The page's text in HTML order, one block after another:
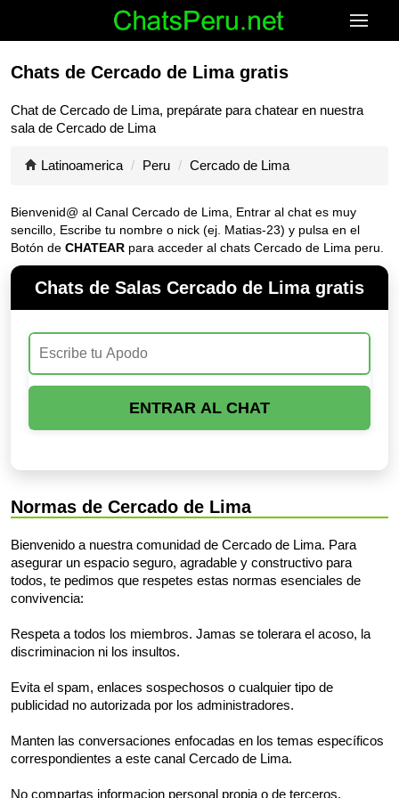
Chats de Cercado de Lima gratis
Chat de Cercado de Lima, prepárate para chatear en nuestra
sala de Cercado de Lima
Latinoamerica Peru Cercado de Lima
Bienvenid@ al Canal Cercado de Lima , Entrar al chat es muy
sencillo, Escribe tu nombre o nick (ej. Matias-23) y pulsa en el
Botón de CHATEAR para acceder al chats Cercado de Lima peru.
Chats de Salas Cercado de Lima gratis
ENTRAR AL CHAT
Normas de Cercado de Lima
Bienvenido a nuestra comunidad de Cercado de Lima. Para
asegurar un espacio seguro, agradable y constructivo para
todos, te pedimos que respetes estas normas esenciales de
convivencia:
Respeta a todos los miembros. Jamas se tolerara el acoso, la
discriminacion ni los insultos.
Evita el spam, enlaces sospechosos o cualquier tipo de
publicidad no autorizada por los administradores.
Manten las conversaciones enfocadas en los temas específicos
correspondientes a este canal Cercado de Lima.
No compartas informacion personal propia o de terceros.